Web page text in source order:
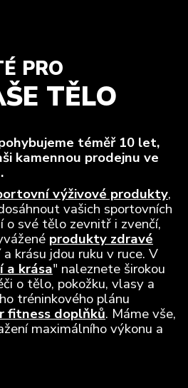
PRO
TĚLO
téměř 10 let,
kamennou prodejnu ve
výživové produkty,
vašich sportovních
o své tělo zevnitř i zvenčí,
produkty zdravé
krásu jdou ruku v ruce. V
a krása" naleznete širokou
o tělo, pokožku, vlasy a
tréninkového plánu
fitness doplňků. Máme vše,
maximálního výkonu a